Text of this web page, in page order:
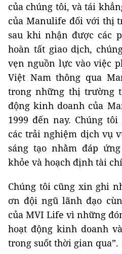
của chúng tôi, và tái
của Manulife đối với thị
sau khi nhận được các
hoàn tất giao dịch,
vẹn nguồn lực vào việc
Việt Nam thông qua
trong những thị trường
động kinh doanh của
1999 đến nay. Chúng
các trải nghiệm dịch vụ
sáng tạo nhằm đáp
khỏe và hoạch định tài
Chúng tôi cũng xin ghi
ơn đội ngũ lãnh đạo
của MVI Life vì những
hoạt động kinh doanh
trong suốt thời gian qua”.